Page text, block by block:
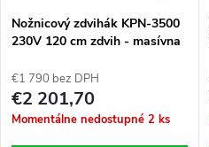
Nožnicový zdvihák KPN-3500
230V 120 cm zdvih - masívna
plošinami až 85 cm -
Elektromagnetické západky-
bez potreby kompresora
€1 790 bez DPH
€2 201,70
Momentálne nedostupné 2 ks